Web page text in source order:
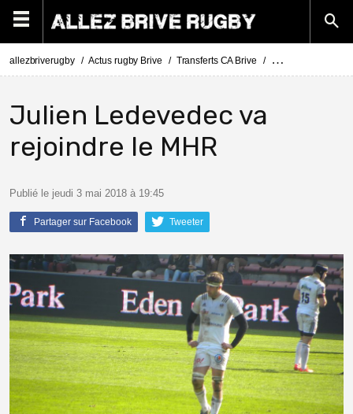
allezbriverugby Actus rugby Brive Transferts CA Brive Actus Transferts
Julien Ledevedec va
rejoindre le MHR
Publié le jeudi 3 mai 2018 à 19:45
Partager sur Facebook Tweeter